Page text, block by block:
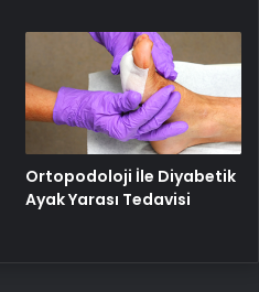
Ortopodoloji İle Diyabetik
Ayak Yarası Tedavisi